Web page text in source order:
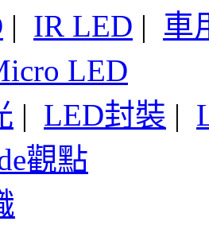
| IR LED | 車
LED
| LED封裝 |
觀點